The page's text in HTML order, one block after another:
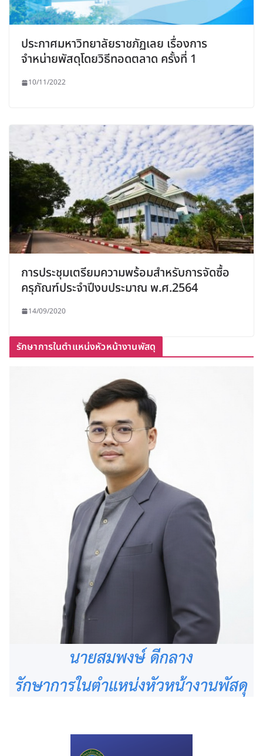
ประกาศมหาวิทยาลัยราชภัฏเลย เรื่องการ
จำหน่ายพัสดุโดยวิธีทอดตลาด ครั้งที่ 1
10/11/2022
การประชุมเตรียมความพร้อมสำหรับการจัดซื้อ
ครุภัณฑ์ประจำปีงบประมาณ พ.ศ.2564
14/09/2020
รักษาการในตำแหน่งหัวหน้างานพัสดุ